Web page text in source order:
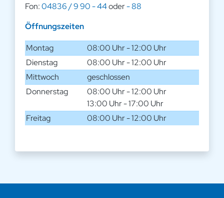
Fon:04836 / 9 90 - 44oder- 88
Öffnungszeiten
Montag
08:00 Uhr - 12:00 Uhr
Dienstag
08:00 Uhr - 12:00 Uhr
Mittwoch
geschlossen
Donnerstag
08:00 Uhr - 12:00 Uhr
13:00 Uhr - 17:00 Uhr
Freitag
08:00 Uhr - 12:00 Uhr